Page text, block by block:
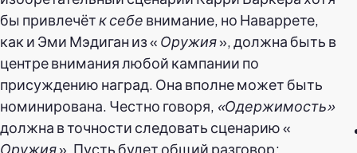
бы привлечётк себе внимание, но Наваррете,
как и Эми Мэдиган из « Оружия», должна быть в
центре внимания любой кампании по
присуждению наград. Она вполне может быть
номинирована. Честно говоря, «Одержимость»
должна в точности следовать сценарию «
Оружия». Пусть будет общий разговор;